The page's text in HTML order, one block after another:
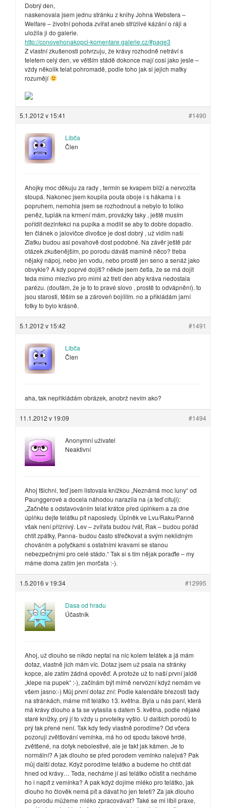
Dobrý den,
naskenovala jsem jednu stránku z knihy Johna Webstera –
Welfare – životní pohoda zvířat aneb střízlivé kázání o ráji a
uložila ji do galerie.
http://conovehonakopci-komentare.galerie.cz/#page3
Z vlastní zkušenosti potvrzuju, že krávy rozhodně netráví s
teletem celý den, ve větším stádě dokonce mají cosi jako jesle –
vždy několik telat pohromadě, podle toho jak si jejich matky
rozumějí
5.1.2012 v 15:41 #1490
Libča
Člen
Ahojky moc děkuju za rady , termín se kvapem blíží a nervozita
stoupá. Nakonec jsem koupila pouta oboje i s hákama i s
popruhem, nemohla jsem se rozhodnout a nebylo to toliko
peněz, tuplák na krmení mám, provázky taky , ještě musím
pořídit dezinfekci na pupíka a modlit se aby to dobře dopadlo.
ten článek o jalovičce divošce je dost dobrý , už vidím naši
Zlatku budou asi povahově dost podobné. Na závěr ještě pár
otázek zkušenějším, po porodu dáváš mamině něco? třeba
nějaký nápoj, nebo jen vodu, nebo prostě jen seno a senáž jako
obvykle? A kdy poprvé dojíš? někde jsem četla, že se má dojit
teda mimo mlezivo pro mimi až třetí den aby kráva nedostala
parézu. (doufám, že je to to pravé slovo , prostě to odvápnění). to
jsou starosti, těším se a zároveň bojíííím. no a přikládám jarní
fotky to bylo krásně.
5.1.2012 v 15:42 #1491
Libča
Člen
aha, tak nepřikládám obrázek, anobrž nevím ako?
11.1.2012 v 19:09 #1494
Anonymní uživatel
Neaktivní
Ahoj fšichni, teď jsem listovala knížkou „Neznámá moc luny“ od
Paunggerové a docela náhodou narazila na (a teď cituji):
„Začněte s odstavováním telat krátce před úplňkem a za dne
úplňku dejte telátku pít naposledy. Úplněk ve Lvu/Raku/Panně
však není příznivý. Lev – zvířata budou řvát, Rak – budou pořád
chtít zpátky, Panna- budou často střečkovat a svým neklidným
chováním a potyčkami s ostatními kravami se stanou
nebezpečnými pro celé stádo.“ Tak si s tím nějak poraďte – my
máme doma zatím jen morčata :-).
1.5.2016 v 19:34 #12995
Dasa od hradu
Účastník
Ahoj, už dlouho se nikdo neptal na nic kolem telátek a já mám
dotaz, vlastně jich mám víc. Dotaz jsem už psala na stránky
kopce, ale zatím žádná opověď. A protože už to naší první jaldě
„klepe na pupek“ :-), začínám být mírně nervózní když nemám ve
všem jasno:-) Můj první dotaz zní: Podle kalendáře březosti tady
na stránkách, máme mít telátko 13. května. Byla u nás paní, která
má krávy dlouho a ta se vytasila s datem 5. května, podle nějaké
staré knížky, prý jí to vždy u prvotelky vyšlo. U dalších porodů to
prý tak přené není. Tak kdy tedy vlastně porodíme? Od včera
pozoruji zvětšování vemínka, má ho od spodu takové tvrdé,
zvětšené, na dotyk nebolestivé, ale je fakt jak kámen. Je to
normální? A jak dlouho se před porodem vemínko nalejvá? Pak
můj další dotaz. Když porodíme telátko a budeme ho chtít dát
hned od krávy… Teda, necháme jí asi telátko očistit a necháme
ho i napít z vemínka? A pak když dojíme mléko pro telátko, jak
dlouho ho člověk nemá pít a dávat ho jen teleti? Za jak dlouho
po porodu můžeme mléko zpracovávat? Také se mi líbil praxe,